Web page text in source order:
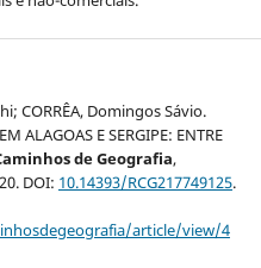
CORRÊA, Domingos Sávio.
ALAGOAS E SERGIPE: ENTRE
de Geografia,
DOI: 10.14393/RCG217749125.
article/view/4